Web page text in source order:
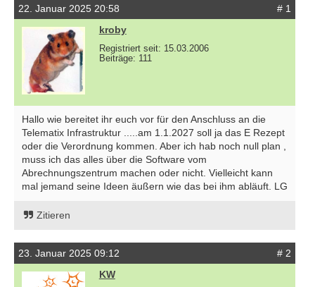
22. Januar 2025 20:58
# 1
kroby
Registriert seit: 15.03.2006
Beiträge: 111
Hallo wie bereitet ihr euch vor für den Anschluss an die
Telematix Infrastruktur .....am 1.1.2027 soll ja das E Rezept
oder die Verordnung kommen. Aber ich hab noch null plan ,
muss ich das alles über die Software vom
Abrechnungszentrum machen oder nicht. Vielleicht kann
mal jemand seine Ideen äußern wie das bei ihm abläuft. LG
Zitieren
23. Januar 2025 09:12
# 2
KW